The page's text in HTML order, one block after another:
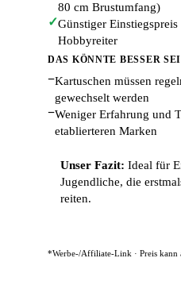
80 cm Brustumfang)
✓Günstiger
Hobbyreiter
DAS KÖNNTE BESSER
−Kartuschen müssen
gewechselt werden
−Weniger Erfahrung und
etablierteren Marken
Unser Fazit: Ideal für
Jugendliche, die
reiten.
*Werbe-/Affiliate-Link · Preis kann